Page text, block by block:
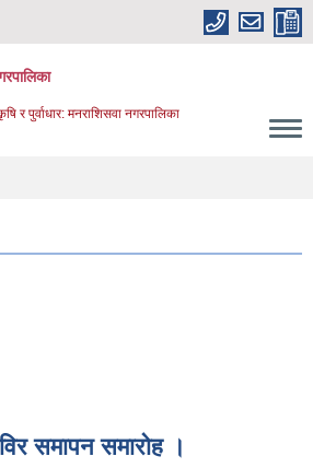
र पुर्वाधार: मनराशिसवा नगरपालिका
समापन समारोह ।